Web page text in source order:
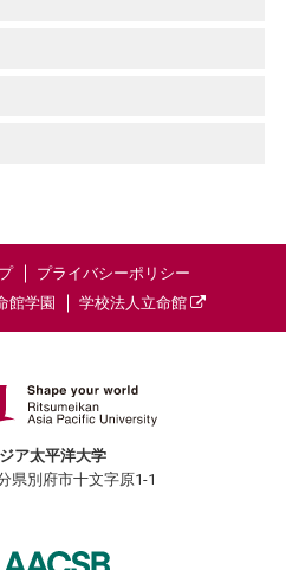
プライバシーポリシー
館学園 学校法人立命館
ア太平洋大学
県別府市十文字原1-1